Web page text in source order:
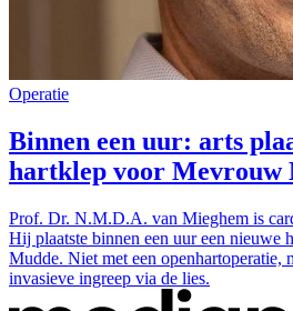
Operatie
Binnen een uur: arts
hartklep voor Mevrouw
Prof. Dr. N.M.D.A. van Mieghem is
Hij plaatste binnen een uur een
Mudde. Niet met een openhartoperatie,
invasieve ingreep via de lies.